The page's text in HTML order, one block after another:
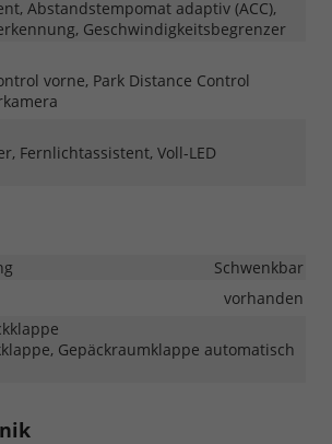
Abstandstempomat adaptiv (ACC),
Geschwindigkeitsbegrenzer
vorne, Park Distance Control
Fernlichtassistent, Voll-LED
Schwenkbar
vorhanden
Gepäckraumklappe automatisch